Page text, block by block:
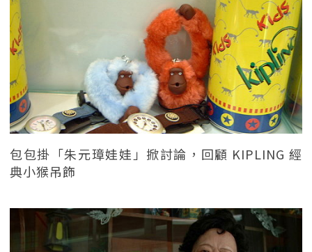
包包掛「朱元璋娃娃」掀討論，回顧 KIPLING 經
典小猴吊飾